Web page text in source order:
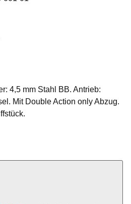
4,5 mm Stahl BB. Antrieb:
Mit Double Action only Abzug.